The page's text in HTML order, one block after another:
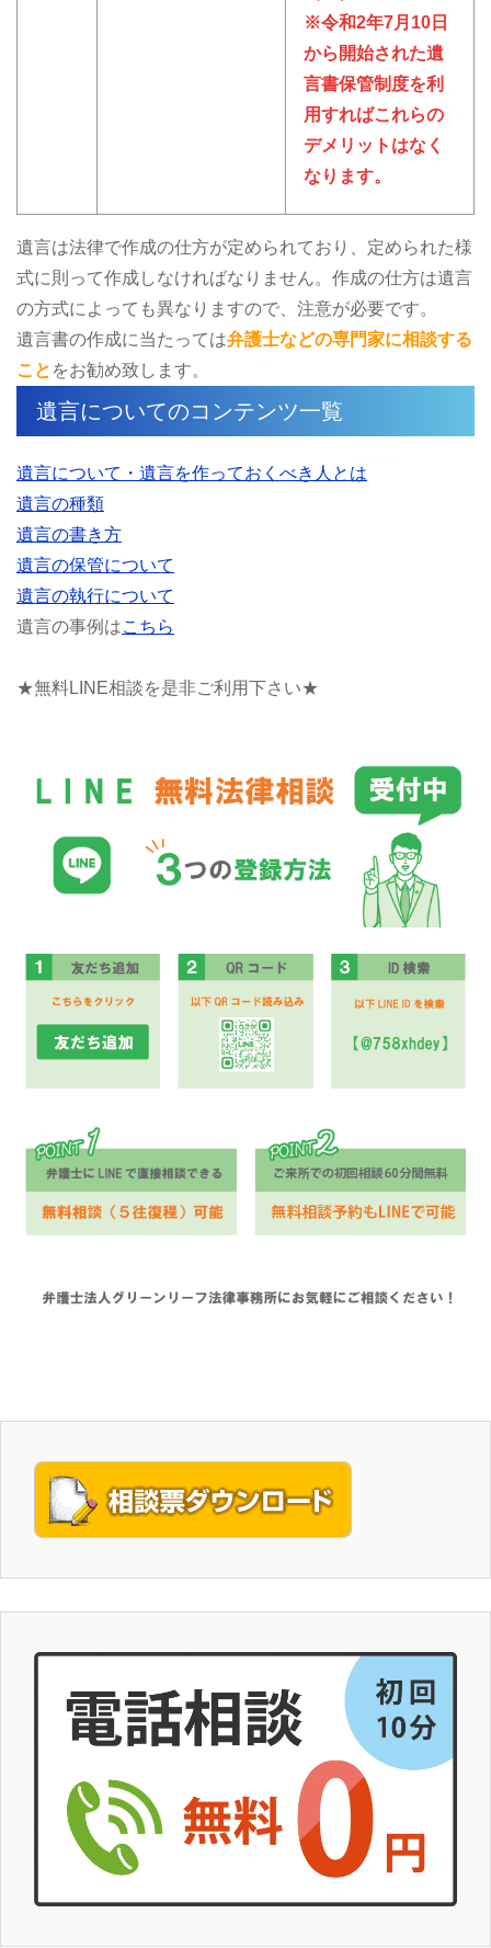
※令和2年7月10日
から開始された遺
言書保管制度を利
用すればこれらの
デメリットはなく
なります。
遺言は法律で作成の仕方が定められており、定められた様
式に則って作成しなければなりません。作成の仕方は遺言
の方式によっても異なりますので、注意が必要です。
遺言書の作成に当たっては弁護士などの専門家に相談する
こと をお勧め致します。
遺言についてのコンテンツ一覧
遺言について・遺言を作っておくべき人とは
遺言の種類
遺言の書き方
遺言の保管について
遺言の執行について
遺言の事例はこちら
★無料LINE相談を是非ご利用下さい★